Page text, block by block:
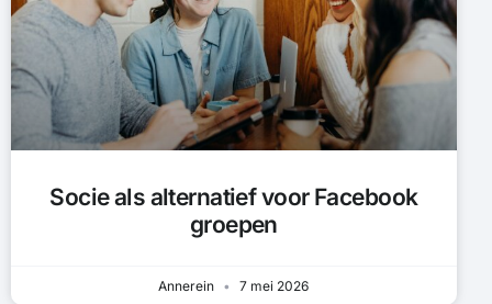
Socie als alternatief voor Facebook
groepen
Annerein 7 mei 2026